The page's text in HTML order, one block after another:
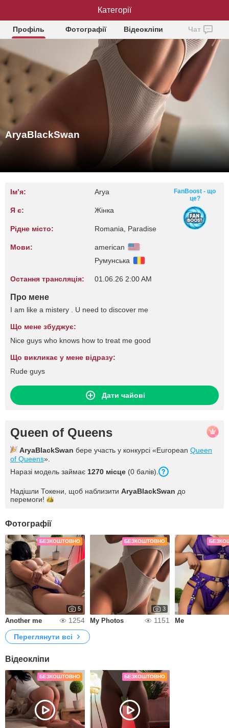
AryaBlackSwan
Профіль Фотографії Відеокліпи Чат
AryaBlackSwan
Ім’я: Arya
Я є: Жінка
Рідне місто: Romania, Paradise
Мови:
american
Румунська
Остання трансляція: 01.06.26 2:00 AM
FanBoost - що
це?
Про мене
I am like a mistery . U need to discover me
Що мене збуджує:
Nice guys who knows how to treat me good
Що викликає у мене відразу:
Rude guys
Дати чайові
Queen of Queens
AryaBlackSwan бере участь у конкурсі «European Queen
of Queens».
Наразі модель займає 1270 місце (0 балів).
Надішли Токени, щоб наблизити AryaBlackSwan до
перемоги!
Фотографії
БЕЗКОШТОВНО
5
Another me 1254
БЕЗКОШТОВНО
3
My Photos 1151 Me
Переглянути всі
Відеокліпи
БЕЗКОШТОВНО БЕЗКОШТОВНО
Категорії